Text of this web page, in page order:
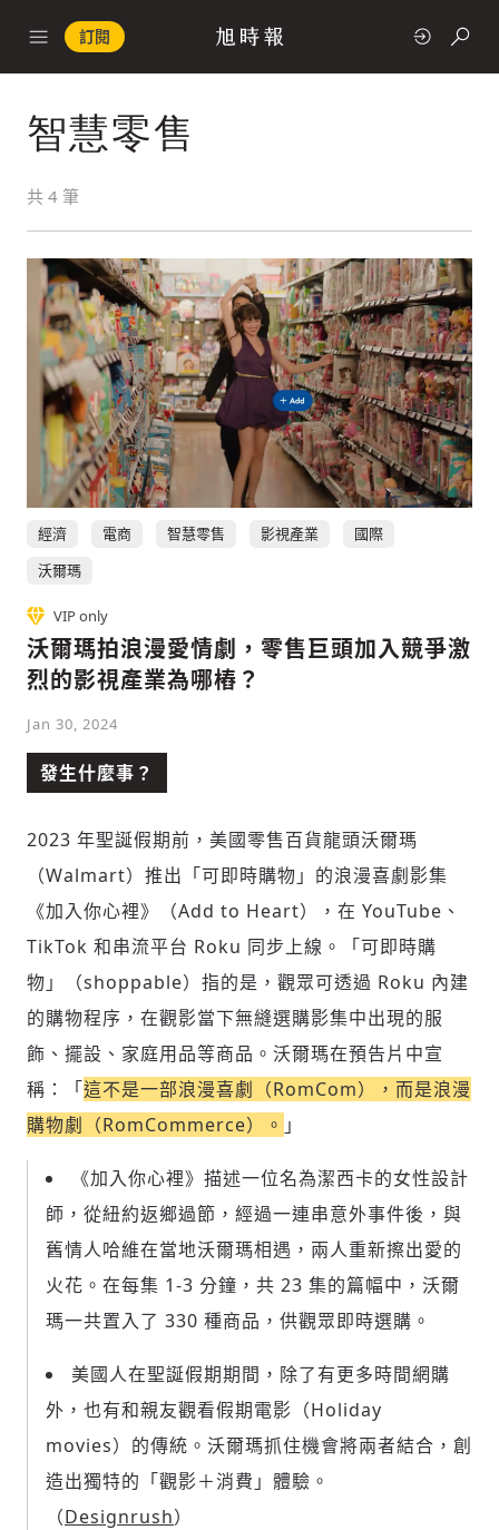
訂閱
經濟
科技
智慧零售
共 4 筆
經濟 電商 智慧零售 影視產業
國際
沃爾瑪
VIP only
沃爾瑪拍浪漫愛情劇，零售巨頭加入競爭激
烈的影視產業為哪樁？
Jan 30, 2024
發生什麼事？
2023 年聖誕假期前，美國零售百貨龍頭沃爾瑪
（Walmart）推出「可即時購物」的浪漫喜劇影集
《加入你心裡》（Add to Heart），在 YouTube、
TikTok 和串流平台 Roku 同步上線。「可即時購
物」（shoppable）指的是，觀眾可透過 Roku 內建
的購物程序，在觀影當下無縫選購影集中出現的服
飾、擺設、家庭用品等商品。沃爾瑪在預告片中宣
稱：「這不是一部浪漫喜劇（RomCom），而是浪漫
購物劇（RomCommerce）。 」
《加入你心裡》描述一位名為潔西卡的女性設計
師，從紐約返鄉過節，經過一連串意外事件後，與
舊情人哈維在當地沃爾瑪相遇，兩人重新擦出愛的
火花。在每集 1-3 分鐘，共 23 集的篇幅中，沃爾
瑪一共置入了 330 種商品，供觀眾即時選購。
美國人在聖誕假期期間，除了有更多時間網購
外，也有和親友觀看假期電影（Holiday
movies）的傳統。沃爾瑪抓住機會將兩者結合，創
造出獨特的「觀影＋消費」體驗。
（Designrush）